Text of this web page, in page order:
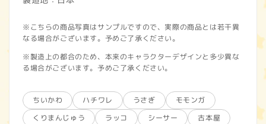
※こちらの商品写真はサンプルですので、実際の商品とは若干異
なる場合がございます。予めご了承ください。
※製造上の都合のため、本来のキャラクターデザインと多少異な
る場合がございます。予めご了承ください。
ちいかわ ハチワレ うさぎ
モモンガ
くりまんじゅう
ラッコ シーサー
古本屋